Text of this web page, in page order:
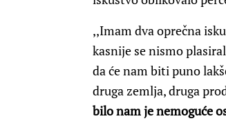
,,Imam dva oprečna
kasnije se nismo
da će nam biti puno
druga zemlja, druga
bilo nam je nemoguće